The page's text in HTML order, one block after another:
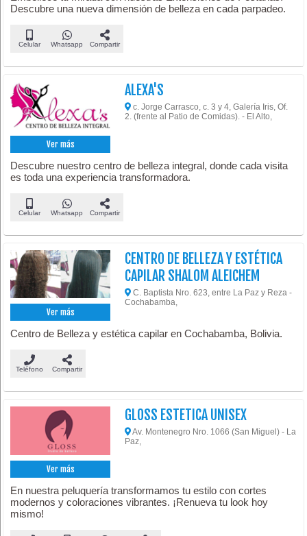
Descubre una nueva dimensión de belleza en cada parpadeo.
Celular Whatsapp Compartir
Ver más
ALEXA'S
c. Jorge Carrasco, c. 3 y 4, Galería Iris, Of.
2. (frente al Patio de Comidas). - El Alto,
Descubre nuestro centro de belleza integral, donde cada visita
es toda una experiencia transformadora.
Celular Whatsapp Compartir
Ver más
CENTRO DE BELLEZA Y ESTÉTICA
CAPILAR SHALOM ALEICHEM
C. Baptista Nro. 623, entre La Paz y Reza -
Cochabamba,
Centro de Belleza y estética capilar en Cochabamba, Bolivia.
Teléfono Compartir
Ver más
GLOSS ESTETICA UNISEX
Av. Montenegro Nro. 1066 (San Miguel) - La
Paz,
En nuestra peluquería transformamos tu estilo con cortes
modernos y coloraciones vibrantes. ¡Renueva tu look hoy
mismo!